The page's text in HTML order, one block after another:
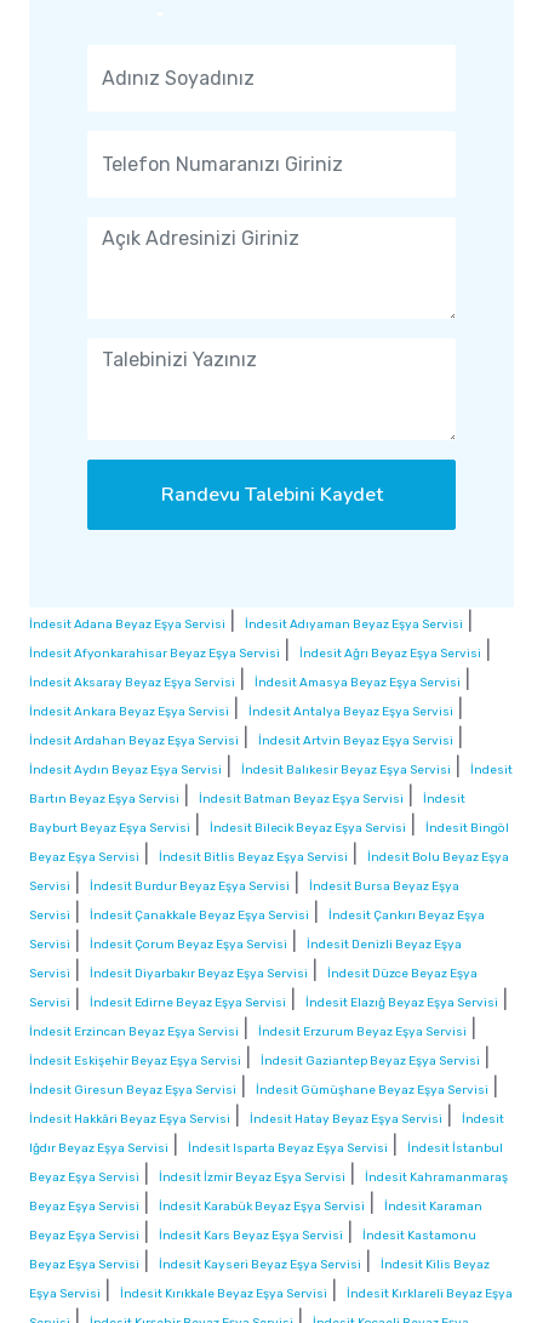
Randevu Talebini Kaydet
İndesit Adana Beyaz Eşya Servisi İndesit Adıyaman Beyaz Eşya Servisi
İndesit Afyonkarahisar Beyaz Eşya Servisi İndesit Ağrı Beyaz Eşya Servisi
İndesit Aksaray Beyaz Eşya Servisi İndesit Amasya Beyaz Eşya Servisi
İndesit Ankara Beyaz Eşya Servisi İndesit Antalya Beyaz Eşya Servisi
İndesit Ardahan Beyaz Eşya Servisi İndesit Artvin Beyaz Eşya Servisi
İndesit Aydın Beyaz Eşya Servisi İndesit Balıkesir Beyaz Eşya Servisi
İndesit
Bartın Beyaz Eşya Servisi
İndesit Batman Beyaz Eşya Servisi
İndesit
Bayburt Beyaz Eşya Servisi
İndesit Bilecik Beyaz Eşya Servisi
İndesit Bingöl
Beyaz Eşya Servisi
İndesit Bitlis Beyaz Eşya Servisi
İndesit Bolu Beyaz Eşya
Servisi
İndesit Burdur Beyaz Eşya Servisi
İndesit Bursa Beyaz Eşya
Servisi
İndesit Çanakkale Beyaz Eşya Servisi
İndesit Çankırı Beyaz Eşya
Servisi
İndesit Çorum Beyaz Eşya Servisi
İndesit Denizli Beyaz Eşya
Servisi
İndesit Diyarbakır Beyaz Eşya Servisi
İndesit Düzce Beyaz Eşya
Servisi
İndesit Edirne Beyaz Eşya Servisi İndesit Elazığ Beyaz Eşya Servisi
İndesit Erzincan Beyaz Eşya Servisi İndesit Erzurum Beyaz Eşya Servisi
İndesit Eskişehir Beyaz Eşya Servisi İndesit Gaziantep Beyaz Eşya Servisi
İndesit Giresun Beyaz Eşya Servisi İndesit Gümüşhane Beyaz Eşya Servisi
İndesit Hakkâri Beyaz Eşya Servisi İndesit Hatay Beyaz Eşya Servisi
İndesit
Iğdır Beyaz Eşya Servisi
İndesit Isparta Beyaz Eşya Servisi
İndesit İstanbul
Beyaz Eşya Servisi
İndesit İzmir Beyaz Eşya Servisi
İndesit Kahramanmaraş
Beyaz Eşya Servisi
İndesit Karabük Beyaz Eşya Servisi
İndesit Karaman
Beyaz Eşya Servisi
İndesit Kars Beyaz Eşya Servisi
İndesit Kastamonu
Beyaz Eşya Servisi
İndesit Kayseri Beyaz Eşya Servisi
İndesit Kilis Beyaz
Eşya Servisi
İndesit Kırıkkale Beyaz Eşya Servisi
İndesit Kırklareli Beyaz Eşya